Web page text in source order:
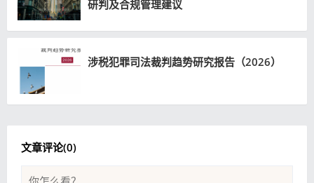
研判及合规管理建议
涉税犯罪司法裁判趋势研究报告（2026）
文章评论(0)